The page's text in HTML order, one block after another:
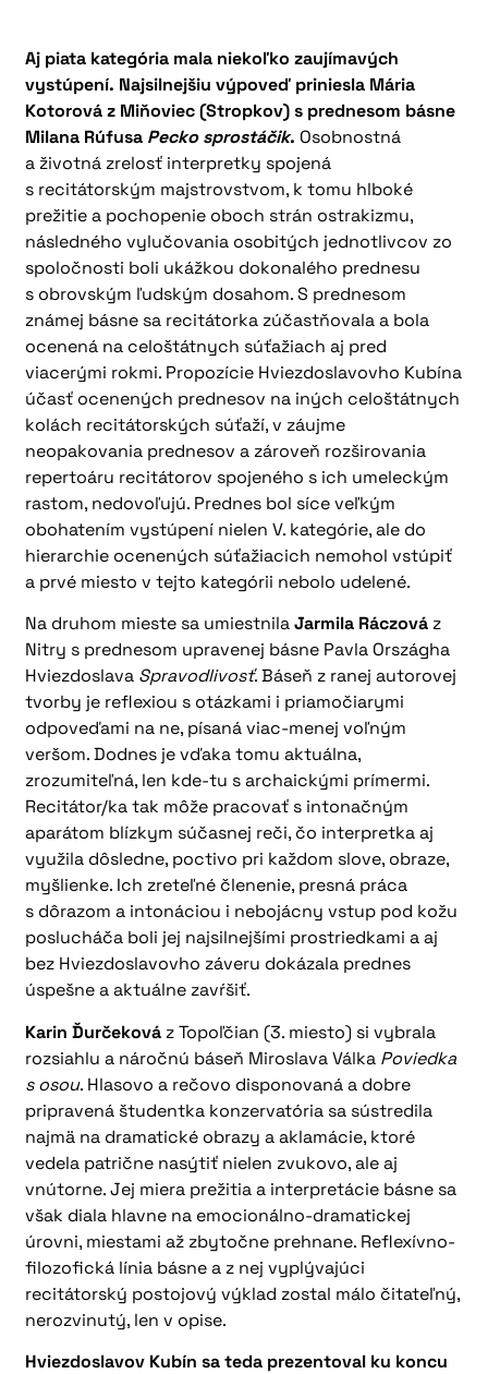
Aj piata kategória mala niekoľko zaujímavých
vystúpení. Najsilnejšiu výpoveď priniesla Mária
Kotorová z Miňoviec (Stropkov) s prednesom básne
Milana Rúfusa Pecko sprostáčik. Osobnostná
a životná zrelosť interpretky spojená
s recitátorským majstrovstvom, k tomu hlboké
prežitie a pochopenie oboch strán ostrakizmu,
následného vylučovania osobitých jednotlivcov zo
spoločnosti boli ukážkou dokonalého prednesu
s obrovským ľudským dosahom. S prednesom
známej básne sa recitátorka zúčastňovala a bola
ocenená na celoštátnych súťažiach aj pred
viacerými rokmi. Propozície Hviezdoslavovho Kubína
účasť ocenených prednesov na iných celoštátnych
kolách recitátorských súťaží, v záujme
neopakovania prednesov a zároveň rozširovania
repertoáru recitátorov spojeného s ich umeleckým
rastom, nedovoľujú. Prednes bol síce veľkým
obohatením vystúpení nielen V. kategórie, ale do
hierarchie ocenených súťažiacich nemohol vstúpiť
a prvé miesto v tejto kategórii nebolo udelené.
Na druhom mieste sa umiestnilaJarmila Ráczová z
Nitry s prednesom upravenej básne Pavla Országha
Hviezdoslava Spravodlivosť. Báseň z ranej autorovej
tvorby je reflexiou s otázkami i priamočiarymi
odpoveďami na ne, písaná viac-menej voľným
veršom. Dodnes je vďaka tomu aktuálna,
zrozumiteľná, len kde-tu s archaickými prímermi.
Recitátor/ka tak môže pracovať s intonačným
aparátom blízkym súčasnej reči, čo interpretka aj
využila dôsledne, poctivo pri každom slove, obraze,
myšlienke. Ich zreteľné členenie, presná práca
s dôrazom a intonáciou i nebojácny vstup pod kožu
poslucháča boli jej najsilnejšími prostriedkami a aj
bez Hviezdoslavovho záveru dokázala prednes
úspešne a aktuálne zavŕšiť.
Karin Ďurčeková z Topoľčian (3. miesto) si vybrala
rozsiahlu a náročnú báseň Miroslava Válka Poviedka
s osou. Hlasovo a rečovo disponovaná a dobre
pripravená študentka konzervatória sa sústredila
najmä na dramatické obrazy a aklamácie, ktoré
vedela patrične nasýtiť nielen zvukovo, ale aj
vnútorne. Jej miera prežitia a interpretácie básne sa
však diala hlavne na emocionálno-dramatickej
úrovni, miestami až zbytočne prehnane. Reflexívno-
filozofická línia básne a z nej vyplývajúci
recitátorský postojový výklad zostal málo čitateľný,
nerozvinutý, len v opise.
Hviezdoslavov Kubín sa teda prezentoval ku koncu